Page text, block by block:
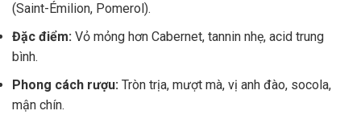
(Saint-Émilion, Pomerol).
Đặc điểm: Vỏ mỏng hơn Cabernet, tannin nhẹ, acid trung
bình.
Phong cách rượu: Tròn trịa, mượt mà, vị anh đào, socola,
mận chín.